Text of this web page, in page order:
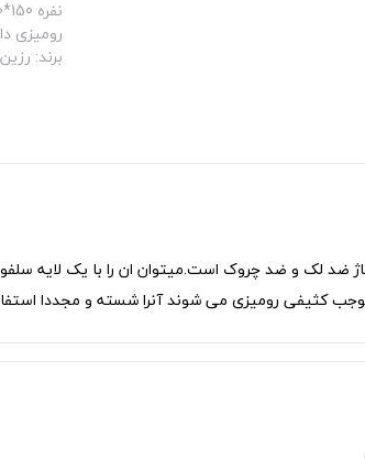
رومیزی
برند:
ضد لک و ضد چروک است.میتوان ان را با یک لایه
کثیفی رومیزی می شوند آنرا شسته و مجددا